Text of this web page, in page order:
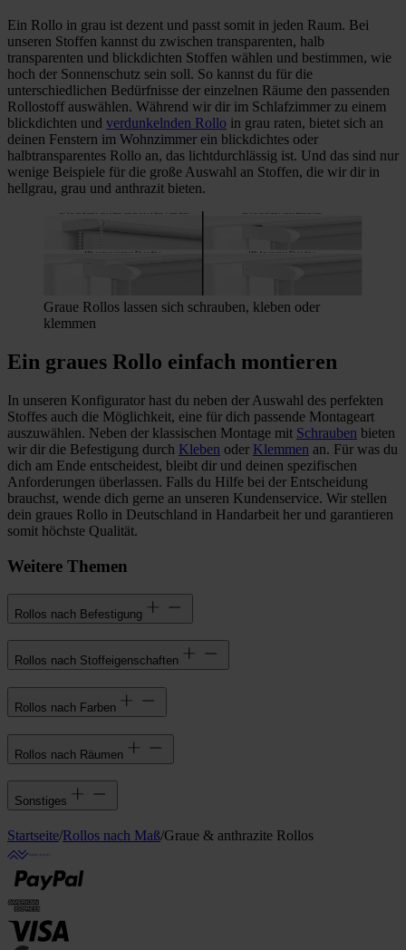
Ein Rollo in grau ist dezent und passt somit in jeden Raum. Bei
unseren Stoffen kannst du zwischen transparenten, halb
transparenten und blickdichten Stoffen wählen und bestimmen, wie
hoch der Sonnenschutz sein soll. So kannst du für die
unterschiedlichen Bedürfnisse der einzelnen Räume den passenden
Rollostoff auswählen. Während wir dir im Schlafzimmer zu einem
blickdichten und verdunkelnden Rollo in grau raten, bietet sich an
deinen Fenstern im Wohnzimmer ein blickdichtes oder
halbtransparentes Rollo an, das lichtdurchlässig ist. Und das sind nur
wenige Beispiele für die große Auswahl an Stoffen, die wir dir in
hellgrau, grau und anthrazit bieten.
Graue Rollos lassen sich schrauben, kleben oder
klemmen
Ein graues Rollo einfach montieren
In unseren Konfigurator hast du neben der Auswahl des perfekten
Stoffes auch die Möglichkeit, eine für dich passende Montageart
auszuwählen. Neben der klassischen Montage mit Schrauben bieten
wir dir die Befestigung durch Kleben oder Klemmen an. Für was du
dich am Ende entscheidest, bleibt dir und deinen spezifischen
Anforderungen überlassen. Falls du Hilfe bei der Entscheidung
brauchst, wende dich gerne an unseren Kundenservice. Wir stellen
dein graues Rollo in Deutschland in Handarbeit her und garantieren
somit höchste Qualität.
Weitere Themen
Rollos nach Befestigung
Rollos nach Stoffeigenschaften
Rollos nach Farben
Rollos nach Räumen
Sonstiges
Startseite/Rollos nach Maß/Graue & anthrazite Rollos